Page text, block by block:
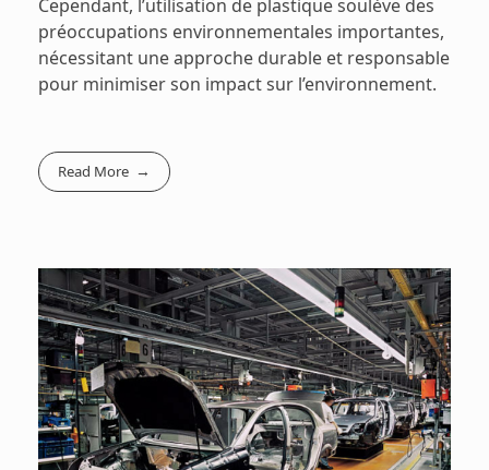
Cependant, l’utilisation de plastique soulève des
préoccupations environnementales importantes,
nécessitant une approche durable et responsable
pour minimiser son impact sur l’environnement.
Read More